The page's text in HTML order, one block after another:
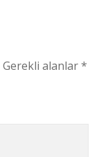
Gerekli alanlar*